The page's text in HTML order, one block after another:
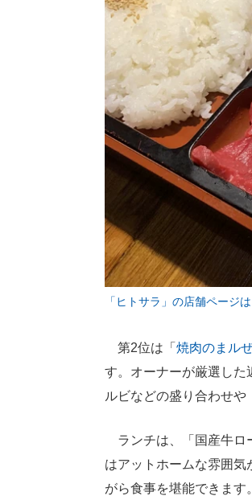
「ヒトサラ」の店舗ページ
第2位は「 焼肉のまル
す。オーナーが厳選した
ルビなどの盛り合わせや
ランチは、「国産牛ロ
はアットホームな雰囲
がら食事を堪能できます。